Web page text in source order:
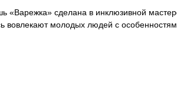
«Варежка» сделана в инклюзивной
вовлекают молодых людей с